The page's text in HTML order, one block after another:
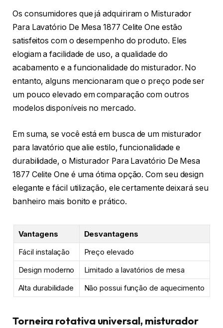
Os consumidores que já adquiriram o Misturador
Para Lavatório De Mesa 1877 Celite One estão
satisfeitos com o desempenho do produto. Eles
elogiam a facilidade de uso, a qualidade do
acabamento e a funcionalidade do misturador. No
entanto, alguns mencionaram que o preço pode ser
um pouco elevado em comparação com outros
modelos disponíveis no mercado.
Em suma, se você está em busca de um misturador
para lavatório que alie estilo, funcionalidade e
durabilidade, o Misturador Para Lavatório De Mesa
1877 Celite One é uma ótima opção. Com seu design
elegante e fácil utilização, ele certamente deixará seu
banheiro mais bonito e prático.
Vantagens
Desvantagens
Fácil instalação
Preço elevado
Design moderno
Limitado a lavatórios de mesa
Alta durabilidade
Não possui função de aquecimento
Torneira rotativa universal, misturador